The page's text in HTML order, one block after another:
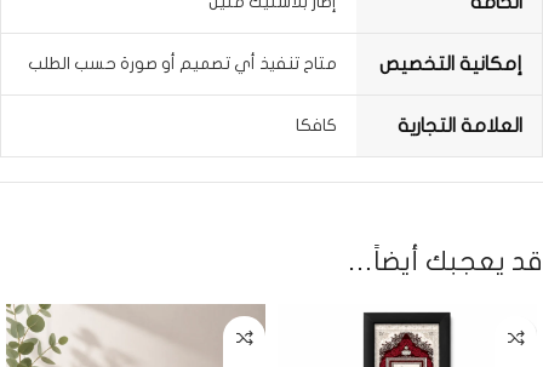
إمكانية التخصيص متاح تنفيذ أي تصميم أو صورة حسب الطلب
العلامة التجارية كافكا
قد يعجبك أيضاً…